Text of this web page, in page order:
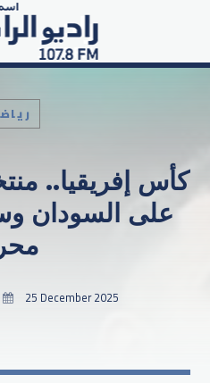
website:
كأس إفريقيا..
على السودان
25 December 2025